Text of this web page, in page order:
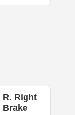
R. Right
Brake